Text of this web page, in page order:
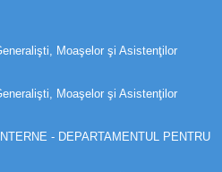
Moaşelor şi Asistenţilor
Moaşelor şi Asistenţilor
- DEPARTAMENTUL PENTRU